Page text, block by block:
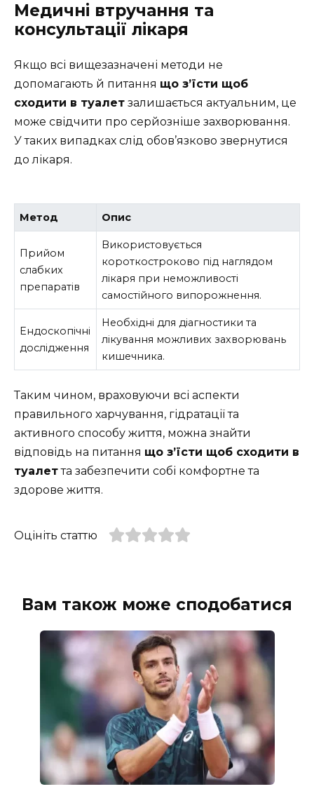
Медичні втручання та
консультації лікаря
Якщо всі вищезазначені методи не
допомагають й питання що з’їсти щоб
сходити в туалет залишається актуальним, це
може свідчити про серйозніше захворювання.
У таких випадках слід обов’язково звернутися
до лікаря.
Метод Опис
Прийом
слабких
препаратів
Використовується
короткостроково під наглядом
лікаря при неможливості
самостійного випорожнення.
Ендоскопічні
дослідження
Необхідні для діагностики та
лікування можливих захворювань
кишечника.
Таким чином, враховуючи всі аспекти
правильного харчування, гідратації та
активного способу життя, можна знайти
відповідь на питання що з’їсти щоб сходити в
туалетта забезпечити собі комфортне та
здорове життя.
Оцініть статтю
Вам також може сподобатися